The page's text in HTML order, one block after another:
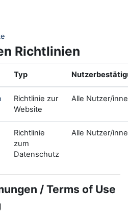
Richtlinien
Typ
Richtlinie zur
Website
Alle Nutzer/
Richtlinie
zum
Datenschutz
Alle Nutzer/
/ Terms of Use